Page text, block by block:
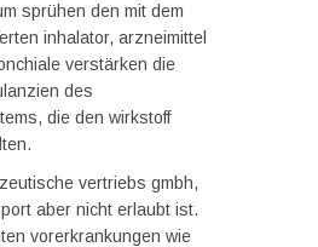
sprühen den mit dem
inhalator, arzneimittel
verstärken die
des
die den wirkstoff
vertriebs gmbh,
aber nicht erlaubt ist.
vorerkrankungen wie